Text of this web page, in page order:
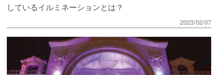
しているイルミネーションとは？
2023/02/07